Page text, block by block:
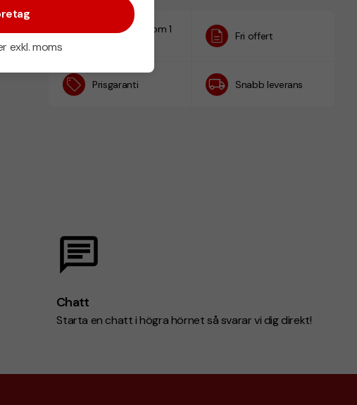
exkl. moms
Designskiss inom 1
Fri offert
Prisgaranti Snabb leverans
Chatt
Starta en chatt i högra hörnet så svarar vi dig direkt!